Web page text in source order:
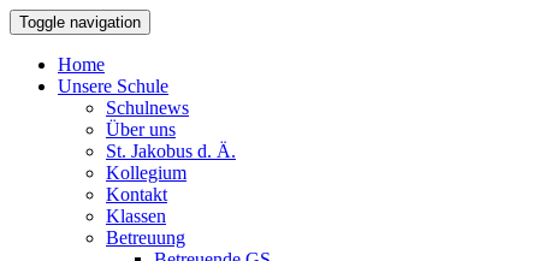
Toggle navigation
Home
Unsere Schule
Schulnews
Über uns
St. Jakobus d. Ä.
Kollegium
Kontakt
Klassen
Betreuung